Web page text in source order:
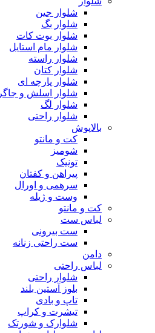
شلوار جین
شلوار بگ
شلوار بوت کات
شلوار مام استایل
شلوار راسته
شلوار کتان
شلوار پارچه ای
شلوار اسلش و جاگر
شلوار لگ
شلوار راحتی
بالاپوش
کت و مانتو
شومیز
تونیک
پیراهن و کفتان
سرهمی و اورال
وست و ژیله
کت و مانتو
لباس ست
ست بیرونی
ست راحتی زنانه
دامن
لباس راحتی
شلوار راحتی
بلوز آستین بلند
تاپ و بادی
تیشرت و کراپ
شلوارک و شورتک